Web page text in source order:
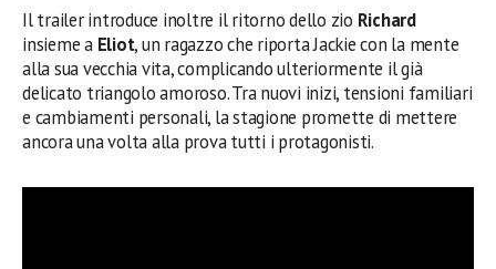
Il trailer introduce inoltre il ritorno dello zio Richard
insieme a Eliot, un ragazzo che riporta Jackie con la mente
alla sua vecchia vita, complicando ulteriormente il già
delicato triangolo amoroso. Tra nuovi inizi, tensioni familiari
e cambiamenti personali, la stagione promette di mettere
ancora una volta alla prova tutti i protagonisti.